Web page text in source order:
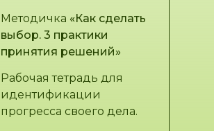
Методичка «Как сделать
выбор. 3 практики
принятия решений»
Рабочая тетрадь для
идентификации
прогресса своего дела.